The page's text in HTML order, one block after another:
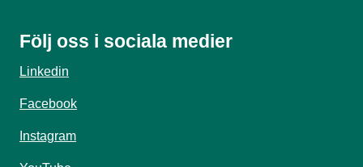
Följ oss i sociala medier
Linkedin
Facebook
Instagram